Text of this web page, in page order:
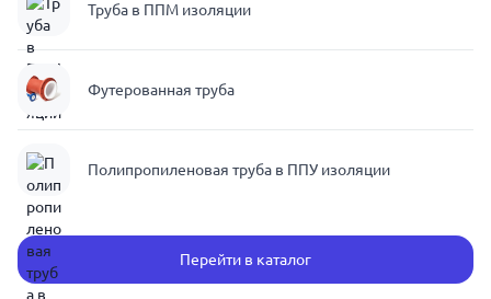
Труба в ППМ изоляции
Футерованная труба
Полипропиленовая труба в ППУ изоляции
Перейти в каталог